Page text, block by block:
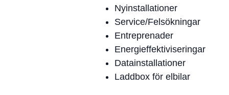
Nyinstallationer
Service/Felsökningar
Entreprenader
Energieffektiviseringar
Datainstallationer
Laddbox för elbilar